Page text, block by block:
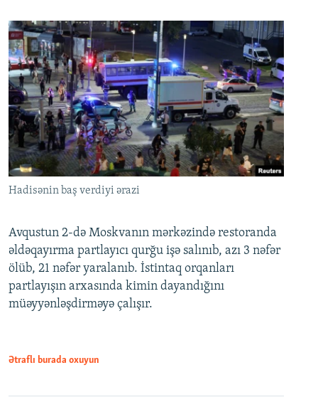
Hadisənin baş verdiyi ərazi
Avqustun 2-də Moskvanın mərkəzində restoranda
əldəqayırma partlayıcı qurğu işə salınıb, azı 3 nəfər
ölüb, 21 nəfər yaralanıb. İstintaq orqanları
partlayışın arxasında kimin dayandığını
müəyyənləşdirməyə çalışır.
Ətraflı burada oxuyun